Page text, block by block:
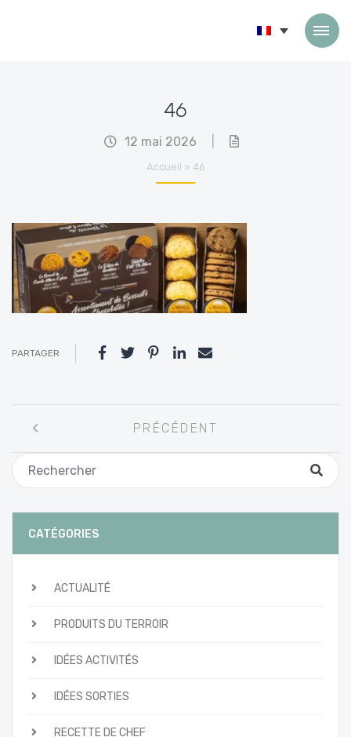
46
12 mai 2026
Accueil » 46
PARTAGER
entre
les
articles
PRÉCÉDENT
CATÉGORIES
ACTUALITÉ
PRODUITS DU TERROIR
IDÉES ACTIVITÉS
IDÉES SORTIES
RECETTE DE CHEF